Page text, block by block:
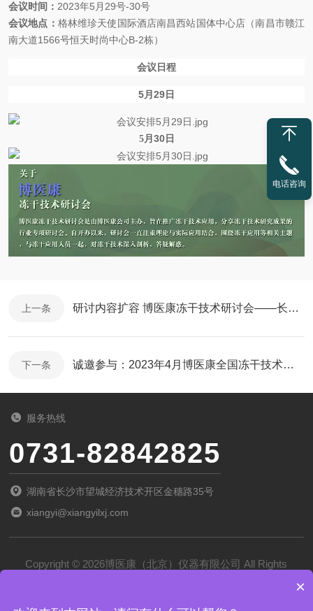
会议时间： 2023年5月29号-30号
会议地点： 格林维珍天使国际酒店南昌西站国体中心店（南昌市赣江
南大道1566号恒天时尚中心B-2栋）
会议日程
5月 29日
5月 30日
上一条 研讨内容扩容 博医康冻干技术研讨会——长春站如期举办
下一条 诚邀参与：2023年4月博医康全国冻干技术研讨会—长春站
服务热线
0731-82842825
湖南省长沙市望城经济技术开区金穗路35号
xiangyi@xiangyilxj.com
Copyright © 2026博医康（北京）仪器有限公司 All Rights
电话咨询
×